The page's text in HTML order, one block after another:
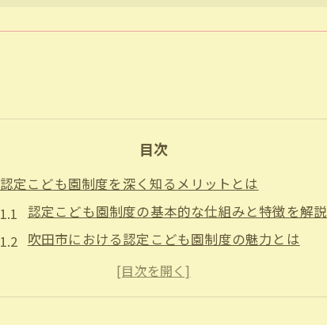
目次
認定こども園制度を深く知るメリットとは
認定こども園制度の基本的な仕組みと特徴を解説
吹田市における認定こども園制度の魅力とは
認定こども園制度を利用するメリットを知る
子育て支援に強い認定こども園制度の活用法